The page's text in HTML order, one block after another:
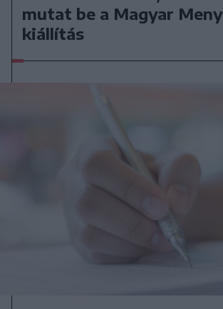
mutat be a Magyar
kiállítás